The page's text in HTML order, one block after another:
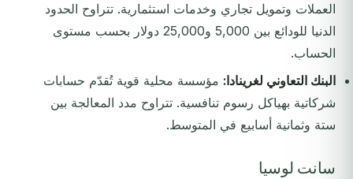
العملات وتمويل تجاري وخدمات استثمارية. تتراوح الحدود
الدنيا للودائع بين 5,000 و25,000 دولار بحسب مستوى
الحساب.
البنك التعاوني لغرينادا: مؤسسة محلية قوية تُقدّم حسابات
شركاتية بهياكل رسوم تنافسية. تتراوح مدد المعالجة بين
ستة وثمانية أسابيع في المتوسط.
سانت لوسيا